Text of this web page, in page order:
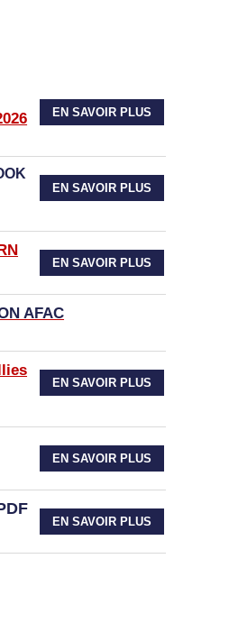
EN SAVOIR PLUS
EN SAVOIR PLUS
EN SAVOIR PLUS
AFAC
EN SAVOIR PLUS
EN SAVOIR PLUS
EN SAVOIR PLUS